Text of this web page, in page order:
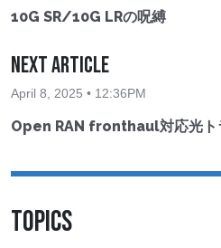
10G SR/10G LRの呪縛
Next Article
April 8, 2025 • 12:36PM
Open RAN fronthaul対応光ト
TOPICS